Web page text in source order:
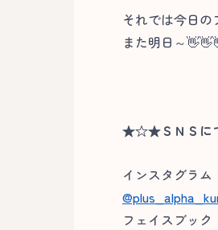
それでは今日の
また明日～
★☆★ＳＮＳに
インスタグラム
フェイスブック